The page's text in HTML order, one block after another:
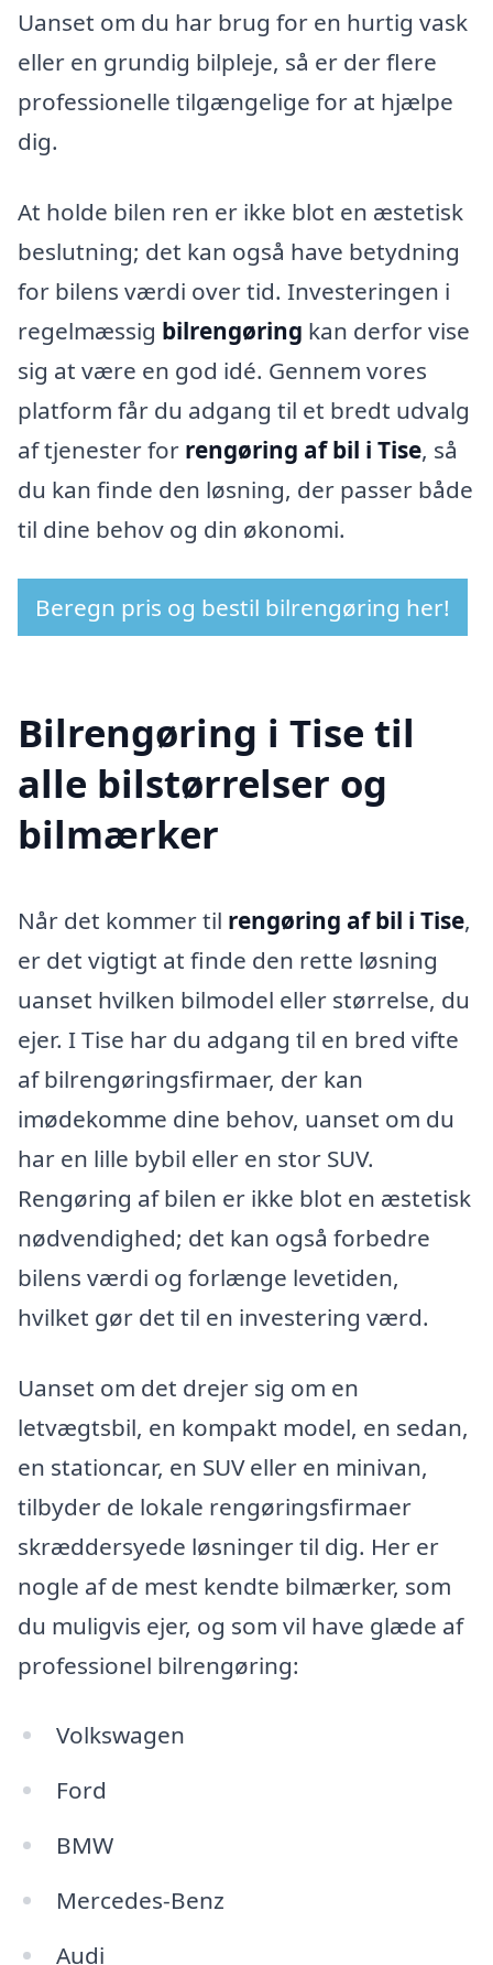
Uanset om du har brug for en hurtig vask
eller en grundig bilpleje, så er der flere
professionelle tilgængelige for at hjælpe
dig.
At holde bilen ren er ikke blot en æstetisk
beslutning; det kan også have betydning
for bilens værdi over tid. Investeringen i
regelmæssig bilrengøring kan derfor vise
sig at være en god idé. Gennem vores
platform får du adgang til et bredt udvalg
af tjenester for rengøring af bil i Tise, så
du kan finde den løsning, der passer både
til dine behov og din økonomi.
Beregn pris og bestil bilrengøring her!
Bilrengøring i Tise til
alle bilstørrelser og
bilmærker
Når det kommer til rengøring af bil i Tise,
er det vigtigt at finde den rette løsning
uanset hvilken bilmodel eller størrelse, du
ejer. I Tise har du adgang til en bred vifte
af bilrengøringsfirmaer, der kan
imødekomme dine behov, uanset om du
har en lille bybil eller en stor SUV.
Rengøring af bilen er ikke blot en æstetisk
nødvendighed; det kan også forbedre
bilens værdi og forlænge levetiden,
hvilket gør det til en investering værd.
Uanset om det drejer sig om en
letvægtsbil, en kompakt model, en sedan,
en stationcar, en SUV eller en minivan,
tilbyder de lokale rengøringsfirmaer
skræddersyede løsninger til dig. Her er
nogle af de mest kendte bilmærker, som
du muligvis ejer, og som vil have glæde af
professionel bilrengøring:
Volkswagen
Ford
BMW
Mercedes-Benz
Audi